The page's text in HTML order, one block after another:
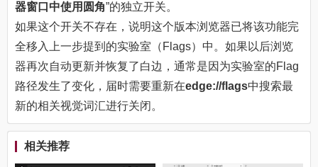
器窗口中使用圆角”的独立开关。
如果这个开关不存在，说明这个版本浏览器已将该功能完
全移入上一步提到的实验室（Flags）中。如果以后浏览
器再次自动更新并恢复了白边，通常是因为实验室的Flag
路径发生了变化，届时需要重新在edge://flags中搜索最
新的相关视觉词汇进行关闭。
相关推荐